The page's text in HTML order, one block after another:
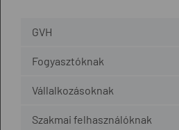
GVH
Fogyasztóknak
Vállalkozásoknak
Szakmai felhasználóknak